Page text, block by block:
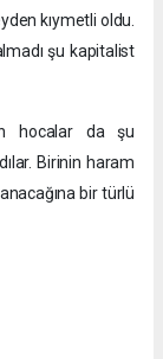
kıymetli oldu.
şu kapitalist
hocalar da şu
Birinin haram
bir türlü